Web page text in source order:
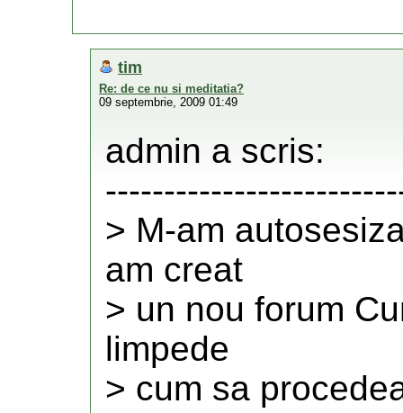
tim
Re: de ce nu si meditatia?
09 septembrie, 2009 01:49
admin a scris:
> M-am
am creat
> un nou forum
limpede
> cum sa